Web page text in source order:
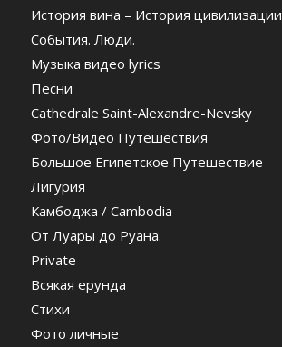
История вина – История цивилизации
События. Люди.
Музыка видео lyrics
Песни
Cathedrale Saint-Alexandre-Nevsky
Фото/Видео Путешествия
Большое Египетское Путешествие
Лигурия
Камбоджа / Cambodia
От Луары до Руана.
Private
Всякая ерунда
Стихи
Фото личные